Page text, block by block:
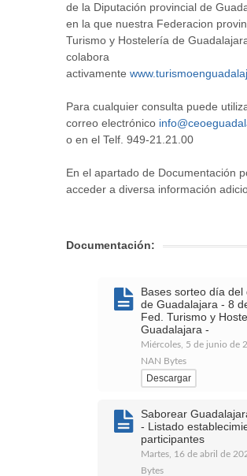
de la Diputación provincial de
en la que nuestra Federacion
Turismo y Hostelería de
colabora
activamente
Para cualquier consulta puede
correo electrónico
o en el Telf. 949-21.21.00
En el apartado de Documentación
acceder a diversa información
Documentación:
Bases sorteo día del
de Guadalajara - 8
Fed. Turismo y
Guadalajara -
Miércoles, 5 de junio de
NAN Bytes
Descargar
Saborear
- Listado
participantes
Martes, 16 de abril de
Bytes